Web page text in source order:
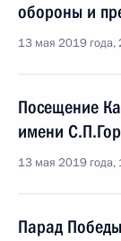
обороны и
13 мая 2019 года,
Посещение
имени
13 мая 2019 года,
Парад